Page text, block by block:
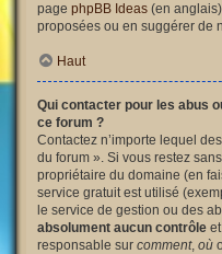
page phpBB Ideas (en
proposées ou en suggérer de
Haut
Qui contacter pour les abus
ce forum ?
Contactez n’importe lequel
du forum ». Si vous restez
propriétaire du domaine (en
service gratuit est utilisé
le service de gestion ou des
absolument aucun contrôle
responsable sur comment, où